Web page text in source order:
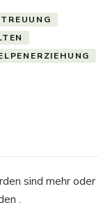
sind mehr oder
.